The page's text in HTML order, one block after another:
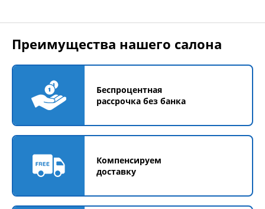
Преимущества нашего салона
Беспроцентная
рассрочка без банка
Компенсируем
доставку